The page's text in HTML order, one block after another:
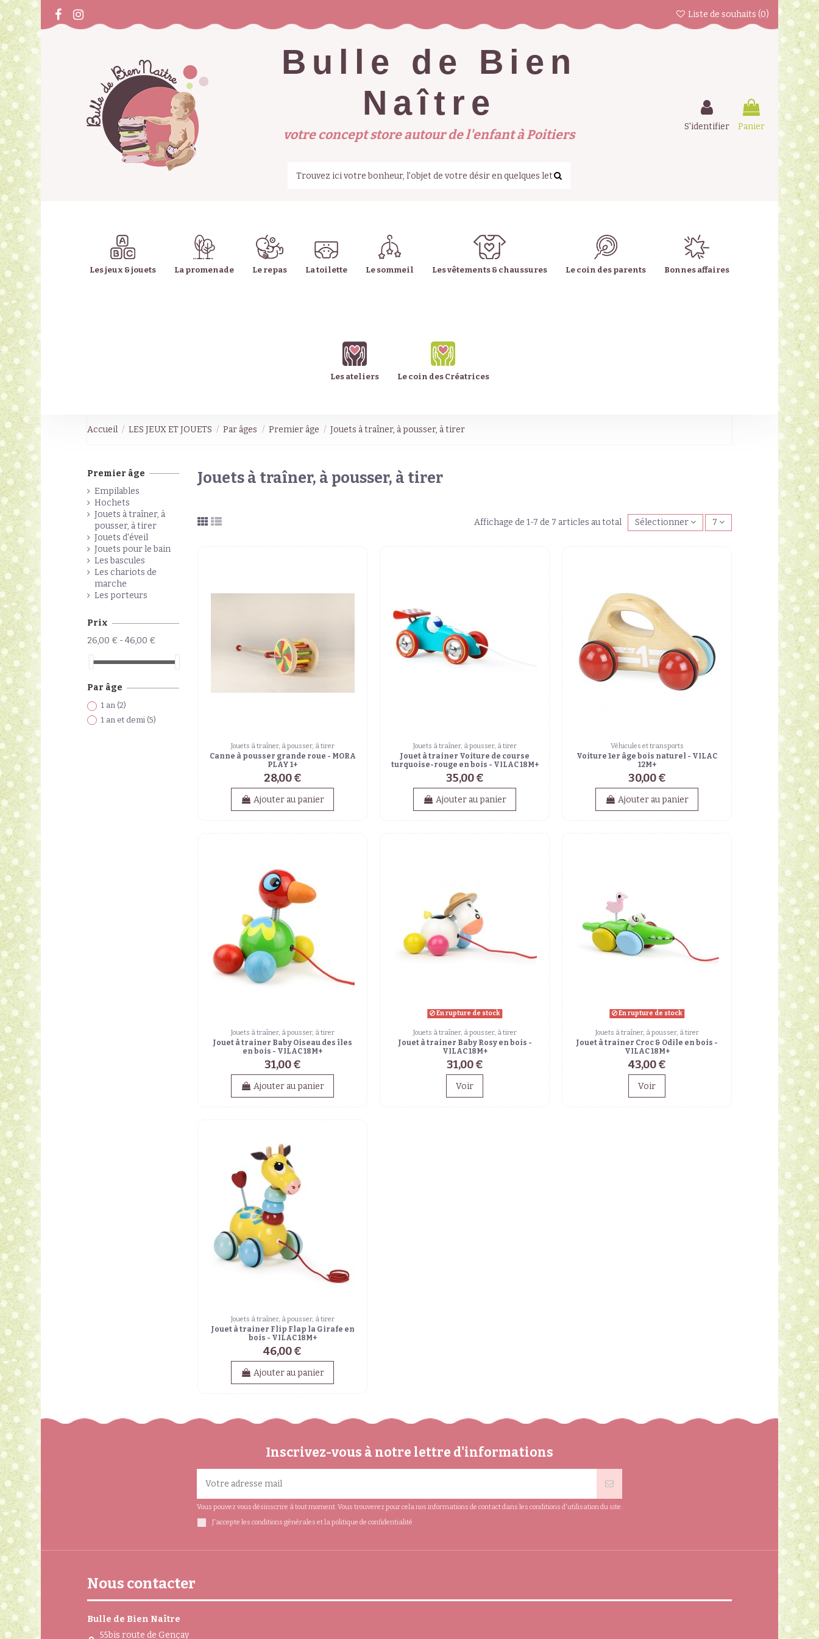
Liste de souhaits (0)
Bulle de Bien
Naître
votre concept store autour de l'enfant à Poitiers
S'identifier Panier
Les jeux & jouets La promenade Le repas La toilette Le sommeil Les vêtements & chaussures Le coin des parents Bonnes affaires
Les ateliers Le coin des Créatrices
Accueil LES JEUX ET JOUETS Par âges Premier âge Jouets à traîner, à pousser, à tirer
Jouets à traîner, à pousser, à tirer
Affichage de 1-7 de 7 articles au total Sélectionner 7
Jouets à traîner, à pousser, à tirer
Canne à pousser grande roue - MORA
PLAY 1+
28,00 €
Ajouter au panier
Jouets à traîner, à pousser, à tirer
Jouet à trainer Voiture de course
turquoise-rouge en bois - VILAC 18M+
35,00 €
Ajouter au panier
Véhicules et transports
Voiture 1er âge bois naturel - VILAC
12M+
30,00 €
Ajouter au panier
Jouets à traîner, à pousser, à tirer
Jouet à trainer Baby Oiseau des îles
en bois - VILAC 18M+
31,00 €
Ajouter au panier
En rupture de stock
Jouets à traîner, à pousser, à tirer
Jouet à trainer Baby Rosy en bois -
VILAC 18M+
31,00 €
Voir
En rupture de stock
Jouets à traîner, à pousser, à tirer
Jouet à trainer Croc & Odile en bois -
VILAC 18M+
43,00 €
Voir
Jouets à traîner, à pousser, à tirer
Jouet à trainer Flip Flap la Girafe en
bois - VILAC 18M+
46,00 €
Ajouter au panier
Premier âge
Empilables
Hochets
Jouets à traîner, à
pousser, à tirer
Jouets d'éveil
Jouets pour le bain
Les bascules
Les chariots de
marche
Les porteurs
Prix
26,00 € - 46,00 €
Par âge
1 an (2)
1 an et demi (5)
Inscrivez-vous à notre lettre d'informations
Vous pouvez vous désinscrire à tout moment. Vous trouverez pour cela nos informations de contact dans les conditions d'utilisation du site.
J'accepte les conditions générales et la politique de confidentialité
Nous contacter
Bulle de Bien Naître
55bis route de Gençay